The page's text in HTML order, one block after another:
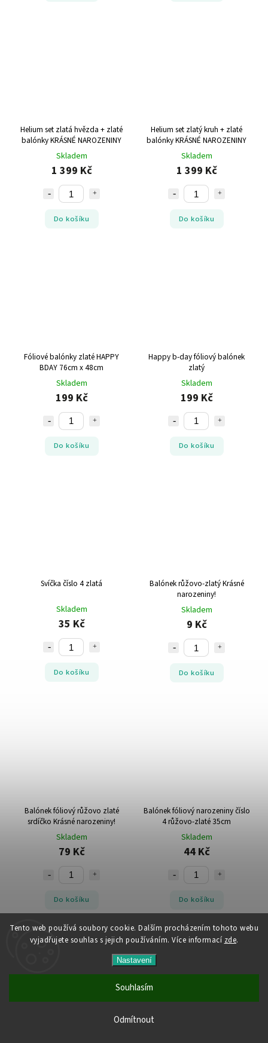
Tento web používá soubory cookie. Dalším procházením tohoto webu
vyjadřujete souhlas s jejich používáním. Více informací zde.
Nastavení
Odmítnout
Souhlasím
Všechny produkty jsou skladem. Vyřízené objednávky
Helium set zlatá hvězda + zlaté
balónky KRÁSNÉ NAROZENINY
Skladem
1 399 Kč
Do košíku
Helium set zlatý kruh + zlaté
balónky KRÁSNÉ NAROZENINY
Skladem
1 399 Kč
Do košíku
Fóliové balónky zlaté HAPPY
BDAY 76cm x 48cm
Skladem
199 Kč
Do košíku
Happy b-day fóliový balónek
zlatý
Skladem
199 Kč
Do košíku
Svíčka číslo 4 zlatá
Skladem
35 Kč
Do košíku
Balónek růžovo-zlatý Krásné
narozeniny!
Skladem
9 Kč
Do košíku
Balónek fóliový růžovo zlaté
srdíčko Krásné narozeniny!
Skladem
79 Kč
Do košíku
Balónek fóliový narozeniny číslo
4 růžovo-zlaté 35cm
Skladem
44 Kč
Do košíku